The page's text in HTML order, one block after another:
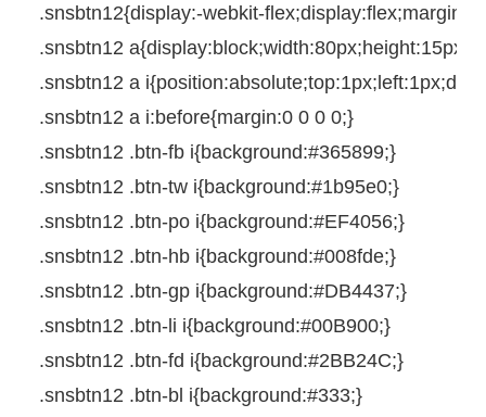
.snsbtn12{display:-webkit-flex;display:flex;margin
.snsbtn12 a{display:block;width:80px;height:15px
.snsbtn12 a i{position:absolute;top:1px;left:1px;
.snsbtn12 a i:before{margin:0 0 0 0;}
.snsbtn12 .btn-fb i{background:#365899;}
.snsbtn12 .btn-tw i{background:#1b95e0;}
.snsbtn12 .btn-po i{background:#EF4056;}
.snsbtn12 .btn-hb i{background:#008fde;}
.snsbtn12 .btn-gp i{background:#DB4437;}
.snsbtn12 .btn-li i{background:#00B900;}
.snsbtn12 .btn-fd i{background:#2BB24C;}
.snsbtn12 .btn-bl i{background:#333;}